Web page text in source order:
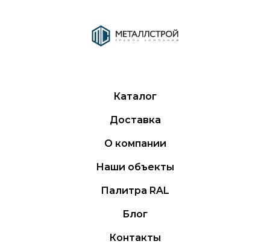
Каталог
Доставка
О компании
Наши объекты
Палитра RAL
Блог
Контакты